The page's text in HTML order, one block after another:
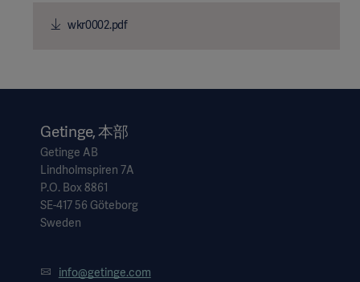
wkr0002.pdf
Getinge, 本部
Getinge AB
Lindholmspiren 7A
P.O. Box 8861
SE-417 56 Göteborg
Sweden
info@getinge.com